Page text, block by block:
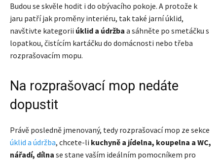
Budou se skvěle hodit i do obývacího pokoje. A protože k
jaru patří jak proměny interiéru, tak také jarní úklid,
navštivte kategorii úklid a údržba a sáhněte po smetáčku s
lopatkou, čistícím kartáčku do domácnosti nebo třeba
rozprašovacím mopu.
Na rozprašovací mop nedáte
dopustit
Právě posledně jmenovaný, tedy rozprašovací mop ze sekce
úklid a údržba, chcete-li kuchyně a jídelna, koupelna a WC,
nářadí, dílna se stane vaším ideálním pomocníkem pro